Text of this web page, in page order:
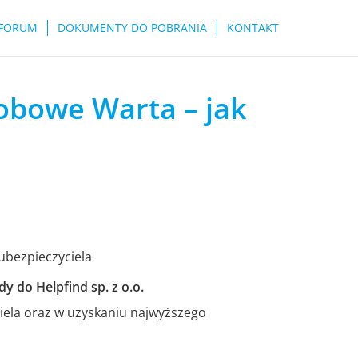
DOKUMENTY DO POBRANIA KONTAKT
Warta – jak
do Helpfind sp. z o.o.
oraz w uzyskaniu najwyższego